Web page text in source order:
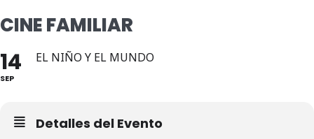
CINE FAMILIAR
14
SEP
EL NIÑO Y EL MUNDO
Detalles del Evento